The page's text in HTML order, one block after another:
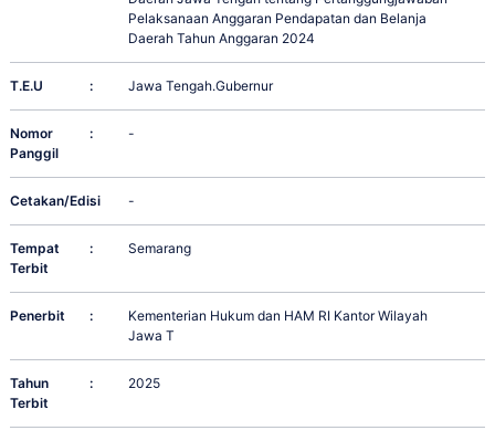
Pelaksanaan Anggaran Pendapatan dan Belanja
Daerah Tahun Anggaran 2024
T.E.U : Jawa Tengah.Gubernur
Nomor
Panggil
: -
Cetakan/Edisi
: -
Tempat
Terbit
: Semarang
Penerbit :
Kementerian Hukum dan HAM RI Kantor Wilayah
Jawa T
Tahun
Terbit
: 2025